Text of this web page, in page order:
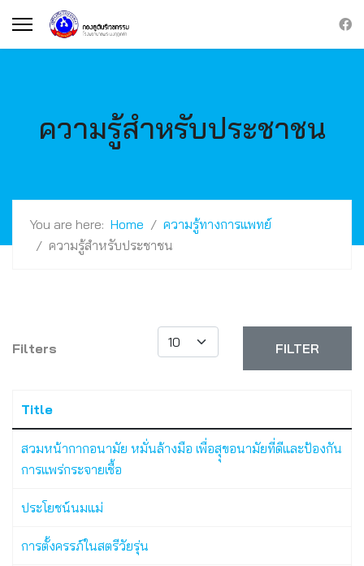
ความรู้สำหรับประชาชน
You are here: Home
ความรู้ทางการแพทย์
ความรู้สำหรับประชาชน
Filters
Display #
FILTER
Title
สวมหน้ากากอนามัย หมั่นล้างมือ เพื่อสุุขอนามัยที่ดีและป้องกัน
การแพร่กระจายเชื้อ
ประโยชน์นมแม่
การตั้งครรภ์ในสตรีวัยรุ่น